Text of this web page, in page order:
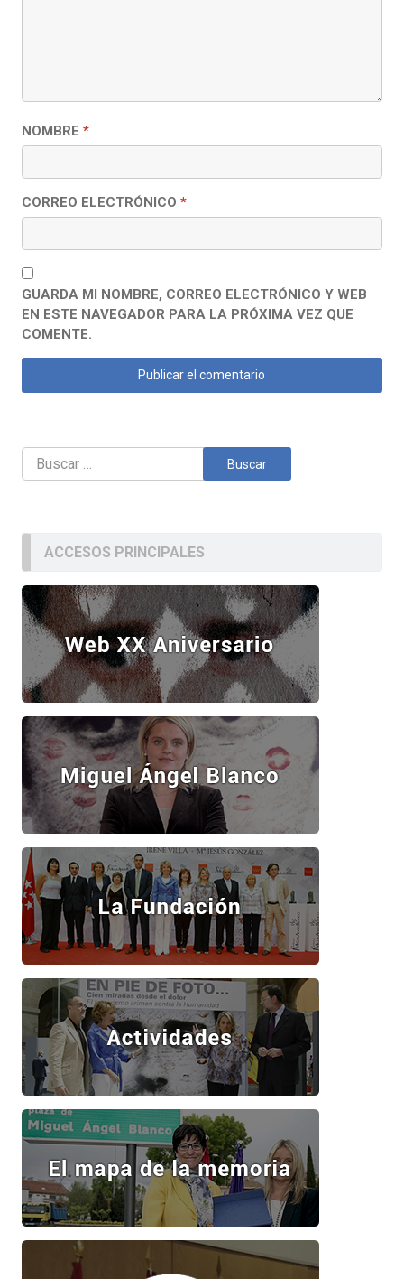
NOMBRE *
CORREO ELECTRÓNICO *
GUARDA MI NOMBRE, CORREO ELECTRÓNICO Y WEB
EN ESTE NAVEGADOR PARA LA PRÓXIMA VEZ QUE
COMENTE.
Buscar:
ACCESOS PRINCIPALES